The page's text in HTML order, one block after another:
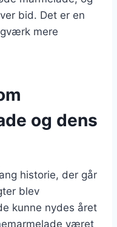
bid. Det er en
mere
og dens
historie, der går
blev
kunne nydes året
været